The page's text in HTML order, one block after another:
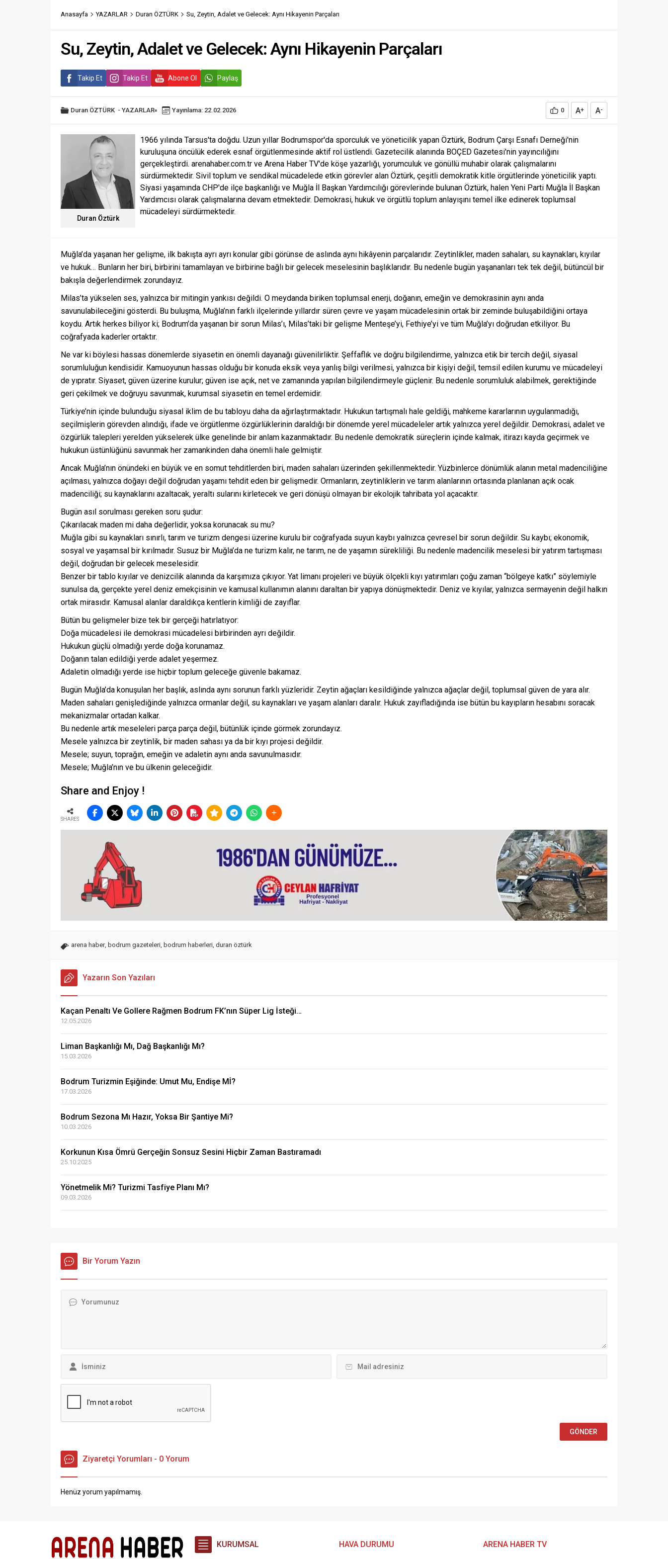
Anasayfa YAZARLAR Duran ÖZTÜRK Su, Zeytin, Adalet ve Gelecek: Aynı Hikayenin Parçaları
Su, Zeytin, Adalet ve Gelecek: Aynı Hikayenin Parçaları
Takip Et Takip Et Abone Ol Paylaş
Duran ÖZTÜRK - YAZARLAR Yayınlama: 22.02.2026 0 A+ A-
Duran Öztürk
1966 yılında Tarsus'ta doğdu. Uzun yıllar Bodrumspor'da sporculuk ve yöneticilik yapan Öztürk, Bodrum Çarşı Esnafı Derneği'nin
kuruluşuna öncülük ederek esnaf örgütlenmesinde aktif rol üstlendi. Gazetecilik alanında BOÇED Gazetesi'nin yayıncılığını
gerçekleştirdi. arenahaber.com.tr ve Arena Haber TV'de köşe yazarlığı, yorumculuk ve gönüllü muhabir olarak çalışmalarını
sürdürmektedir. Sivil toplum ve sendikal mücadelede etkin görevler alan Öztürk, çeşitli demokratik kitle örgütlerinde yöneticilik yaptı.
Siyasi yaşamında CHP'de ilçe başkanlığı ve Muğla İl Başkan Yardımcılığı görevlerinde bulunan Öztürk, halen Yeni Parti Muğla İl Başkan
Yardımcısı olarak çalışmalarına devam etmektedir. Demokrasi, hukuk ve örgütlü toplum anlayışını temel ilke edinerek toplumsal
mücadeleyi sürdürmektedir.
Muğla’da yaşanan her gelişme, ilk bakışta ayrı ayrı konular gibi görünse de aslında aynı hikâyenin parçalarıdır. Zeytinlikler, maden sahaları, su kaynakları, kıyılar
ve hukuk… Bunların her biri, birbirini tamamlayan ve birbirine bağlı bir gelecek meselesinin başlıklarıdır. Bu nedenle bugün yaşananları tek tek değil, bütüncül bir
bakışla değerlendirmek zorundayız.
Milas’ta yükselen ses, yalnızca bir mitingin yankısı değildi. O meydanda biriken toplumsal enerji, doğanın, emeğin ve demokrasinin aynı anda
savunulabileceğini gösterdi. Bu buluşma, Muğla’nın farklı ilçelerinde yıllardır süren çevre ve yaşam mücadelesinin ortak bir zeminde buluşabildiğini ortaya
koydu. Artık herkes biliyor ki; Bodrum’da yaşanan bir sorun Milas’ı, Milas’taki bir gelişme Menteşe’yi, Fethiye’yi ve tüm Muğla’yı doğrudan etkiliyor. Bu
coğrafyada kaderler ortaktır.
Ne var ki böylesi hassas dönemlerde siyasetin en önemli dayanağı güvenilirliktir. Şeffaflık ve doğru bilgilendirme, yalnızca etik bir tercih değil, siyasal
sorumluluğun kendisidir. Kamuoyunun hassas olduğu bir konuda eksik veya yanlış bilgi verilmesi, yalnızca bir kişiyi değil, temsil edilen kurumu ve mücadeleyi
de yıpratır. Siyaset, güven üzerine kurulur; güven ise açık, net ve zamanında yapılan bilgilendirmeyle güçlenir. Bu nedenle sorumluluk alabilmek, gerektiğinde
geri çekilmek ve doğruyu savunmak, kurumsal siyasetin en temel erdemidir.
Türkiye’nin içinde bulunduğu siyasal iklim de bu tabloyu daha da ağırlaştırmaktadır. Hukukun tartışmalı hale geldiği, mahkeme kararlarının uygulanmadığı,
seçilmişlerin görevden alındığı, ifade ve örgütlenme özgürlüklerinin daraldığı bir dönemde yerel mücadeleler artık yalnızca yerel değildir. Demokrasi, adalet ve
özgürlük talepleri yerelden yükselerek ülke genelinde bir anlam kazanmaktadır. Bu nedenle demokratik süreçlerin içinde kalmak, itirazı kayda geçirmek ve
hukukun üstünlüğünü savunmak her zamankinden daha önemli hale gelmiştir.
Ancak Muğla’nın önündeki en büyük ve en somut tehditlerden biri, maden sahaları üzerinden şekillenmektedir. Yüzbinlerce dönümlük alanın metal madenciliğine
açılması, yalnızca doğayı değil doğrudan yaşamı tehdit eden bir gelişmedir. Ormanların, zeytinliklerin ve tarım alanlarının ortasında planlanan açık ocak
madenciliği; su kaynaklarını azaltacak, yeraltı sularını kirletecek ve geri dönüşü olmayan bir ekolojik tahribata yol açacaktır.
Bugün asıl sorulması gereken soru şudur:
Çıkarılacak maden mi daha değerlidir, yoksa korunacak su mu?
Muğla gibi su kaynakları sınırlı, tarım ve turizm dengesi üzerine kurulu bir coğrafyada suyun kaybı yalnızca çevresel bir sorun değildir. Su kaybı; ekonomik,
sosyal ve yaşamsal bir kırılmadır. Susuz bir Muğla’da ne turizm kalır, ne tarım, ne de yaşamın sürekliliği. Bu nedenle madencilik meselesi bir yatırım tartışması
değil, doğrudan bir gelecek meselesidir.
Benzer bir tablo kıyılar ve denizcilik alanında da karşımıza çıkıyor. Yat limanı projeleri ve büyük ölçekli kıyı yatırımları çoğu zaman “bölgeye katkı” söylemiyle
sunulsa da, gerçekte yerel deniz emekçisinin ve kamusal kullanımın alanını daraltan bir yapıya dönüşmektedir. Deniz ve kıyılar, yalnızca sermayenin değil halkın
ortak mirasıdır. Kamusal alanlar daraldıkça kentlerin kimliği de zayıflar.
Bütün bu gelişmeler bize tek bir gerçeği hatırlatıyor:
Doğa mücadelesi ile demokrasi mücadelesi birbirinden ayrı değildir.
Hukukun güçlü olmadığı yerde doğa korunamaz.
Doğanın talan edildiği yerde adalet yeşermez.
Adaletin olmadığı yerde ise hiçbir toplum geleceğe güvenle bakamaz.
Bugün Muğla’da konuşulan her başlık, aslında aynı sorunun farklı yüzleridir. Zeytin ağaçları kesildiğinde yalnızca ağaçlar değil, toplumsal güven de yara alır.
Maden sahaları genişlediğinde yalnızca ormanlar değil, su kaynakları ve yaşam alanları daralır. Hukuk zayıfladığında ise bütün bu kayıpların hesabını soracak
mekanizmalar ortadan kalkar.
Bu nedenle artık meseleleri parça parça değil, bütünlük içinde görmek zorundayız.
Mesele yalnızca bir zeytinlik, bir maden sahası ya da bir kıyı projesi değildir.
Mesele; suyun, toprağın, emeğin ve adaletin aynı anda savunulmasıdır.
Mesele; Muğla’nın ve bu ülkenin geleceğidir.
Share and Enjoy !
SHARES
arena haber, bodrum gazeteleri bodrum haberleri duran öztürk
Yazarın Son Yazıları
Kaçan Penaltı Ve Gollere Rağmen Bodrum FK’nın Süper Lig İsteği…
12.05.2026
Liman Başkanlığı Mı, Dağ Başkanlığı Mı?
15.03.2026
Bodrum Turizmin Eşiğinde: Umut Mu, Endişe Mİ?
17.03.2026
Bodrum Sezona Mı Hazır, Yoksa Bir Şantiye Mi?
10.03.2026
Korkunun Kısa Ömrü Gerçeğin Sonsuz Sesini Hiçbir Zaman Bastıramadı
25.10.2025
Yönetmelik Mi? Turizmi Tasfiye Planı Mı?
09.03.2026
Bir Yorum Yazın
Ziyaretçi Yorumları - 0 Yorum
Henüz yorum yapılmamış.
KURUMSAL HAVA DURUMU ARENA HABER TV